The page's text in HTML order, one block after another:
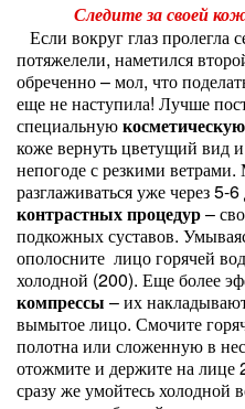
Следите за своей
Если вокруг глаз пролегла
потяжелели, наметился
обреченно – мол, что
еще не наступила! Лучше
специальную
коже вернуть цветущий вид
непогоде с резкими
разглаживаться уже через 5-
контрастных процедур–
подкожных суставов.
ополосните лицо горячей
холодной (200). Еще более
компрессы – их
вымытое лицо. Смочите
полотна или сложенную в
отожмите и держите на
сразу же умойтесь холодной